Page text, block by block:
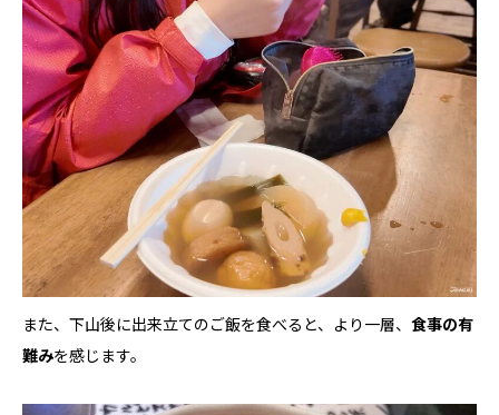
また、下山後に出来立てのご飯を食べると、より一層、 食事の有
難みを感じます。